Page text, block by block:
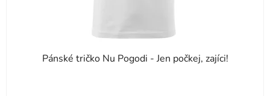
Pánské tričko Nu Pogodi - Jen počkej, zajíci!